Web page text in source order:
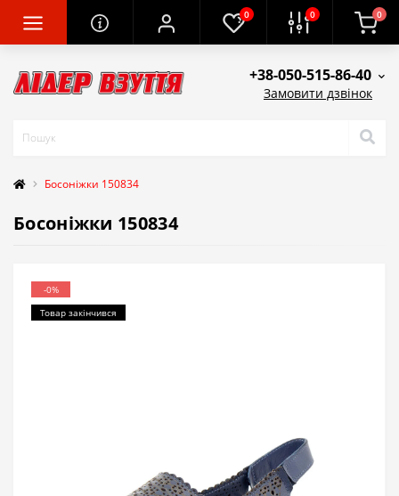
0 0 0
+38-050-515-86-40
Замовити дзвінок
Босоніжки 150834
Босоніжки 150834
-0%
Товар закінчився